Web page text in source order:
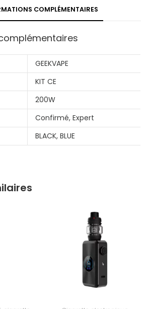
COMPLÉMENTAIRES
GEEKVAPE
KIT CE
200W
Confirmé, Expert
BLACK, BLUE